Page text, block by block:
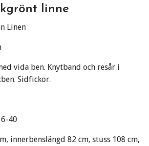
linne
Linen
vida ben. Knytband och resår i
Sidfickor.
40
innerbenslängd 82 cm, stuss 108 cm,